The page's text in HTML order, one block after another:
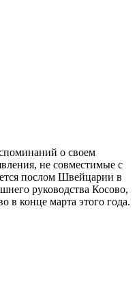
о своем
не совместимые с
послом Швейцарии в
руководства Косово,
в конце марта этого года.